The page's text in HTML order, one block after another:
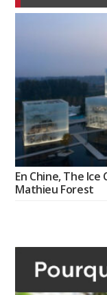
En Chine, The
Mathieu Forest